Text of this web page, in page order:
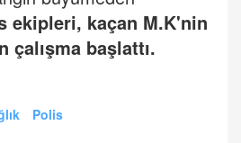
ekipleri, kaçan M.K'nin
çalışma başlattı.
Polis